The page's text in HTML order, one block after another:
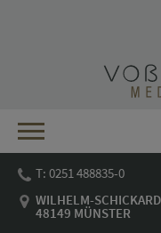
T: 0251 488835-0
WILHELM-
48149 MÜNSTER